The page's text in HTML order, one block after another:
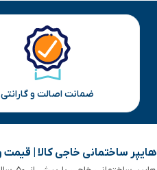
ضمانت اصالت و گارانتی
هایپر ساختمانی خاجی‌ کالا | قیمت